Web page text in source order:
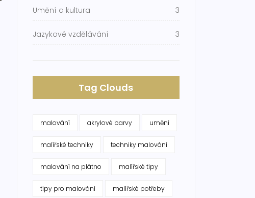
Umění a kultura 3
Jazykové vzdělávání 3
Tag Clouds
malování akrylové barvy umění
malířské techniky techniky malování
malování na plátno malířské tipy
tipy pro malování malířské potřeby